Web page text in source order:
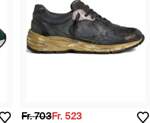
Fr. 703Fr. 523